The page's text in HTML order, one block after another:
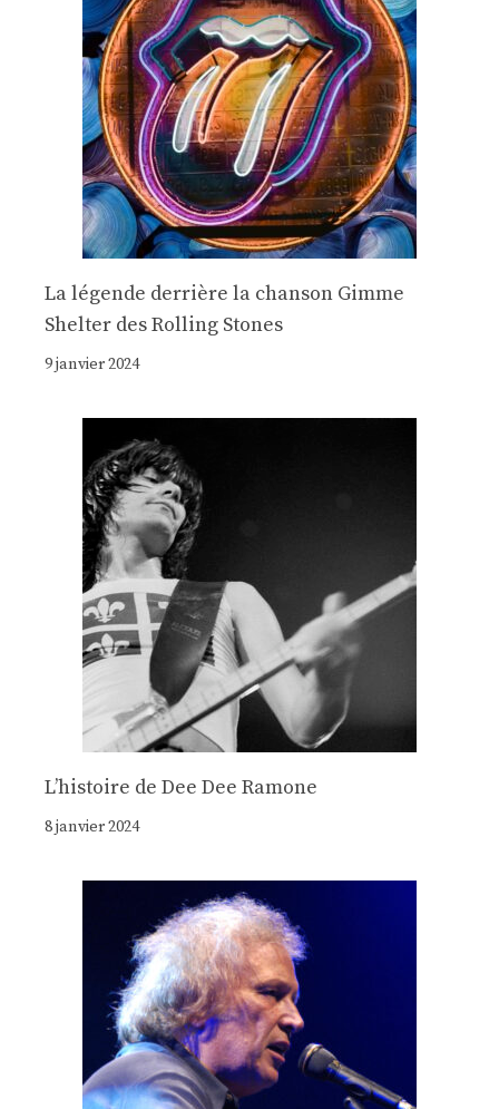
La légende derrière la chanson Gimme
Shelter des Rolling Stones
9 janvier 2024
Lʼhistoire de Dee Dee Ramone
8 janvier 2024